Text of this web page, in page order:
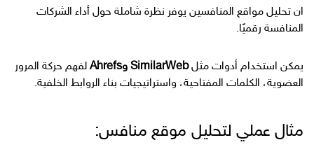
ان تحليل مواقع المنافسين يوفر نظرة شاملة حول أداء الشركات
المنافسة رقميًا.
يمكن استخدام أدوات مثلSimilarWeb وAhrefs
لفهم حركة المرور
العضوية، الكلمات المفتاحية، واستراتيجيات بناء الروابط الخلفية.
مثال عملي لتحليل موقع منافس: